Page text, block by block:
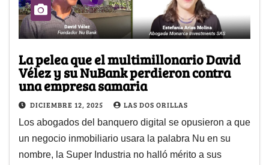
La pelea que el multimillonario David
Vélez y su NuBank perdieron contra
una empresa samaria
DICIEMBRE 12, 2025 LAS DOS ORILLAS
Los abogados del banquero digital se opusieron a que
un negocio inmobiliario usara la palabra Nu en su
nombre, la Super Industria no halló mérito a sus